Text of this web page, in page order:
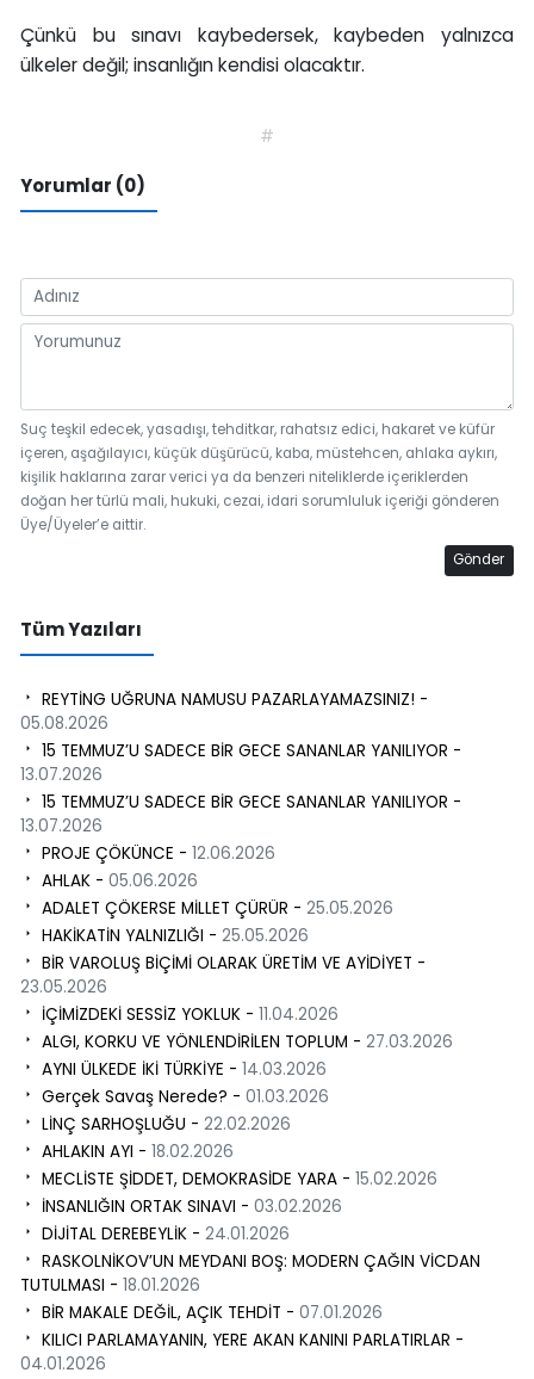
Çünkü bu sınavı kaybedersek, kaybeden yalnızca
ülkeler değil; insanlığın kendisi olacaktır.
#
Yorumlar (0)
Suç teşkil edecek, yasadışı, tehditkar, rahatsız edici, hakaret ve küfür
içeren, aşağılayıcı, küçük düşürücü, kaba, müstehcen, ahlaka aykırı,
kişilik haklarına zarar verici ya da benzeri niteliklerde içeriklerden
doğan her türlü mali, hukuki, cezai, idari sorumluluk içeriği gönderen
Üye/Üyeler’e aittir.
Gönder
Tüm Yazıları
REYTİNG UĞRUNA NAMUSU PAZARLAYAMAZSINIZ! -
05.08.2026
15 TEMMUZ’U SADECE BİR GECE SANANLAR YANILIYOR -
13.07.2026
15 TEMMUZ’U SADECE BİR GECE SANANLAR YANILIYOR -
13.07.2026
PROJE ÇÖKÜNCE - 12.06.2026
AHLAK - 05.06.2026
ADALET ÇÖKERSE MİLLET ÇÜRÜR - 25.05.2026
HAKİKATİN YALNIZLIĞI - 25.05.2026
BİR VAROLUŞ BİÇİMİ OLARAK ÜRETİM VE AYİDİYET -
23.05.2026
İÇİMİZDEKİ SESSİZ YOKLUK - 11.04.2026
ALGI, KORKU VE YÖNLENDİRİLEN TOPLUM - 27.03.2026
AYNI ÜLKEDE İKİ TÜRKİYE - 14.03.2026
Gerçek Savaş Nerede? - 01.03.2026
LİNÇ SARHOŞLUĞU - 22.02.2026
AHLAKIN AYI - 18.02.2026
MECLİSTE ŞİDDET, DEMOKRASİDE YARA - 15.02.2026
İNSANLIĞIN ORTAK SINAVI - 03.02.2026
DİJİTAL DEREBEYLİK - 24.01.2026
RASKOLNİKOV’UN MEYDANI BOŞ: MODERN ÇAĞIN VİCDAN
TUTULMASI - 18.01.2026
BİR MAKALE DEĞİL, AÇIK TEHDİT - 07.01.2026
KILICI PARLAMAYANIN, YERE AKAN KANINI PARLATIRLAR -
04.01.2026